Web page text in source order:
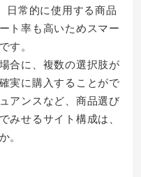
日常的に使用する商品
ト率も高いためスマー
す。
合に、複数の選択肢が
実に購入することがで
アンスなど、商品選び
みせるサイト構成は、
。